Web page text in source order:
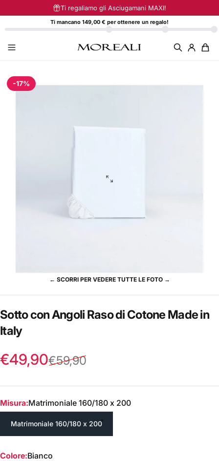
Vai direttamente ai contenutiTi regaliamo gli Asciugamani MAXI!
Ti mancano 149,00 € per ottenere un regalo!
-17%
← SCORRI PER VEDERE TUTTE LE FOTO →
SottoconAngoli Rasodi Cotone Madein
Italy
Prezzo scontato
€49,90
Prezzo di listino€59,90
Misura
Misura:Matrimoniale 160/180 x 200
Matrimoniale 160/180 x 200
Colore
Colore:Bianco